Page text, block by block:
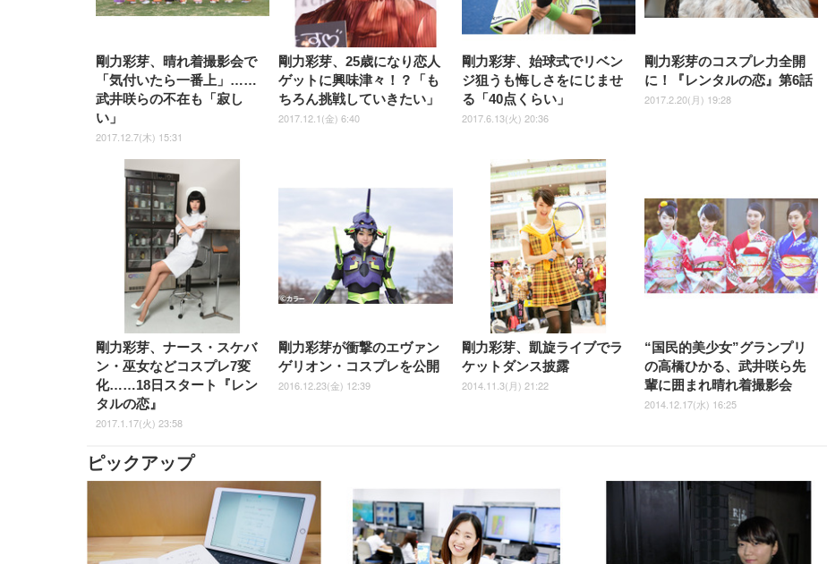
しゃれ パソコンチェア (ブラ
ック)
ゃれ パソコンチェア (ホワイ
ト)
剛力彩芽、晴れ着撮影会で
「気付いたら一番上」……
武井咲らの不在も「寂し
い」
2017.12.7(木) 15:31
剛力彩芽、25歳になり恋人
ゲットに興味津々！？「も
ちろん挑戦していきたい」
2017.12.1(金) 6:40
剛力彩芽、始球式でリベン
ジ狙うも悔しさをにじませ
る「40点くらい」
2017.6.13(火) 20:36
剛力彩芽のコスプレ力全開
に！『レンタルの恋』第6話
2017.2.20(月) 19:28
剛力彩芽、ナース・スケバ
ン・巫女などコスプレ7変
化……18日スタート『レン
タルの恋』
2017.1.17(火) 23:58
剛力彩芽が衝撃のエヴァン
ゲリオン・コスプレを公開
2016.12.23(金) 12:39
剛力彩芽、凱旋ライブでラ
ケットダンス披露
2014.11.3(月) 21:22
“国民的美少女”グランプリ
の高橋ひかる、武井咲ら先
輩に囲まれ晴れ着撮影会
2014.12.17(水) 16:25
ピックアップ